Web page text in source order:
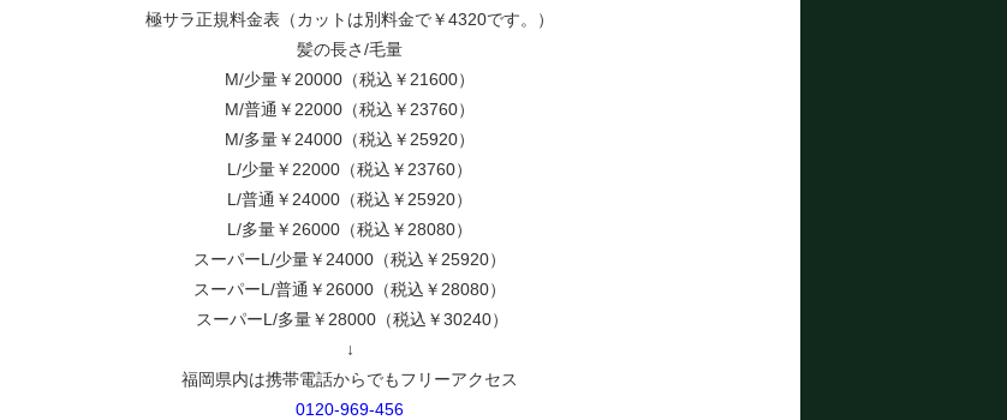
極サラ正規料金表（カットは別料金で￥4320です。）
髪の長さ/毛量
M/少量￥20000（税込￥21600）
M/普通￥22000（税込￥23760）
M/多量￥24000（税込￥25920）
L/少量￥22000（税込￥23760）
L/普通￥24000（税込￥25920）
L/多量￥26000（税込￥28080）
スーパーL/少量￥24000（税込￥25920）
スーパーL/普通￥26000（税込￥28080）
スーパーL/多量￥28000（税込￥30240）
↓
福岡県内は携帯電話からでもフリーアクセス
0120-969-456